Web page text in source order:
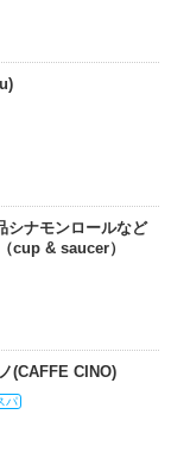
シナモンロールなど
cup & saucer）
(CAFFE CINO)
パ